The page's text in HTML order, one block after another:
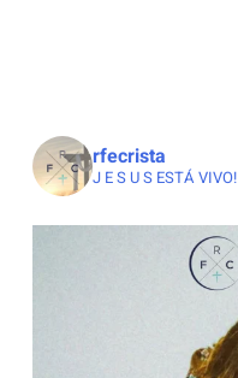
rfecrista
J E S U S ESTÁ VIVO!